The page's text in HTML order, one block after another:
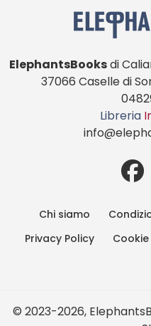
ElephantsBooksdi
37066 Caselle di
Libreria
Chi siamo
Privacy Policy
© 2023-2026,